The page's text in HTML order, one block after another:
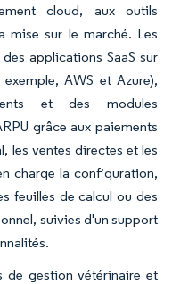
cloud, aux outils
mise sur le marché. Les
applications SaaS sur
AWS et Azure),
et des modules
grâce aux paiements
les ventes directes et les
charge la configuration,
feuilles de calcul ou des
suivies d'un support
de gestion vétérinaire et